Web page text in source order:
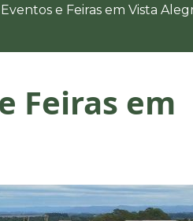
e Feiras em Vista
Feiras em